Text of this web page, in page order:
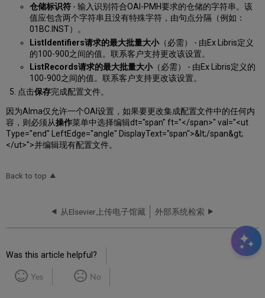
仓储标识符- 输入识别符合OAI-PMH要求的仓储的字符串。该
值应包含两个字符串且没有特殊字符，由句点分隔（例如：
01BC.INST）。
ListIdentifiers请求的最大批量大小（必需） - 由Ex Libris定义
的100-900之间的值。联系客户支持更改该设置。
ListRecords请求的最大批量大小（必需） - 由Ex Libris定义的
100-900之间的值。联系客户支持更改该设置。
点击保存完成配置文件。
因为Alma仅允许一个OAI设置，如果要更改集成配置文件中的任何内
容，则必须从操作菜单中选择编辑dt="span" ft="</span>" val="<ut
Type="end" LeftEdge="angle" DisplayText="span">&lt;/span&gt;
</ut>">并编辑现有配置文件。
Back to top
从Elsevier上传电子馆藏 外部系统检索
Was this article helpful?
Yes No